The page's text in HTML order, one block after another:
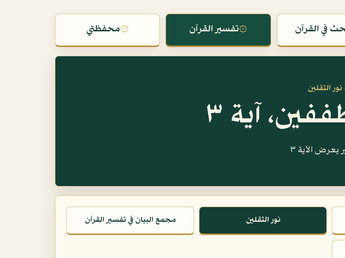
في القرآن ۞تفسير القرآن ۞محفظتي
الثقلين
آية ٣
يعرض الآية ٣
نور الثقلين مجمع البيان في تفسير القرآن